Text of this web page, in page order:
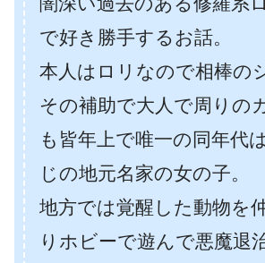
で好き勝手するお話。
本人はロリなので相棒の
その補助で大人で周りの
も皆年上で唯一の同年代
じの地元名家の女の子。
地方では覚醒した動物を
りホビーで遊んで悪魔退